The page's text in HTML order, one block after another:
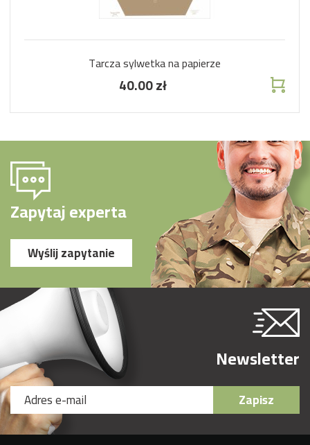
Tarcza sylwetka na papierze
40.00 zł
Zapytaj experta
Wyślij zapytanie
Newsletter
Zapisz